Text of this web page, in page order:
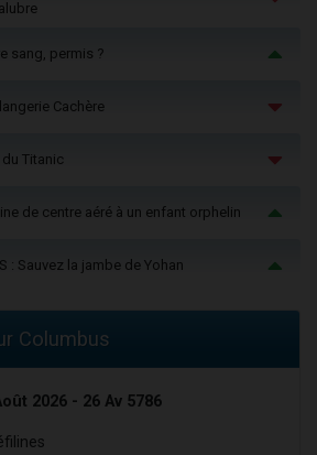
sang, permis ?
Cachère
Titanic
de centre aéré à un enfant orphelin
: Sauvez la jambe de Yohan
Columbus
2026 - 26 Av 5786